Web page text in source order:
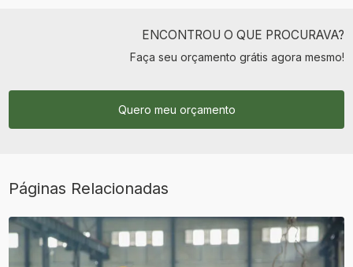
ENCONTROU O QUE PROCURAVA?
Faça seu orçamento grátis agora mesmo!
Quero meu orçamento
Páginas Relacionadas